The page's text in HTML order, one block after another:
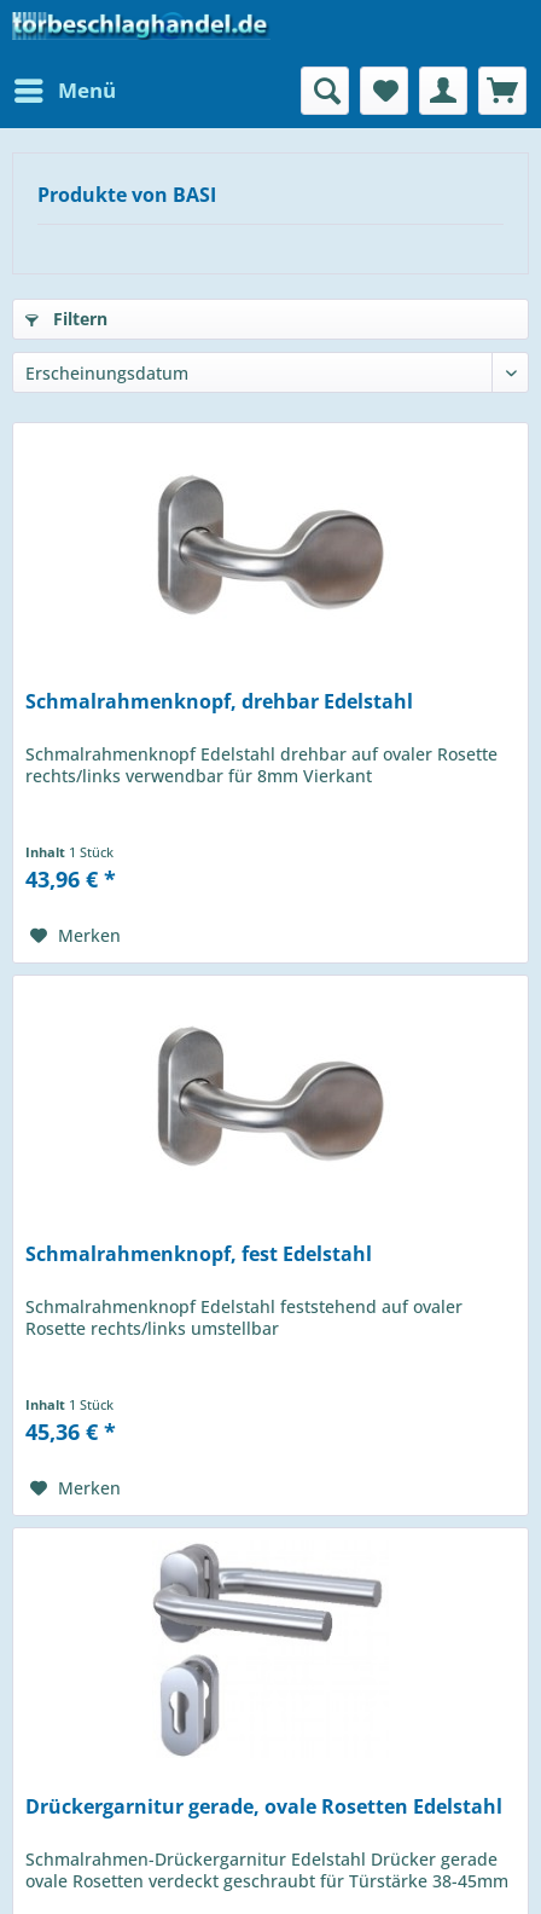
Menü
Produkte von BASI
Filtern
Schmalrahmenknopf, drehbar Edelstahl
Schmalrahmenknopf Edelstahl drehbar auf ovaler Rosette
rechts/links verwendbar für 8mm Vierkant
Inhalt 1 Stück
43,96 € *
Merken
Schmalrahmenknopf, fest Edelstahl
Schmalrahmenknopf Edelstahl feststehend auf ovaler
Rosette rechts/links umstellbar
Inhalt 1 Stück
45,36 € *
Merken
Drückergarnitur gerade, ovale Rosetten Edelstahl
Schmalrahmen-Drückergarnitur Edelstahl Drücker gerade
ovale Rosetten verdeckt geschraubt für Türstärke 38-45mm